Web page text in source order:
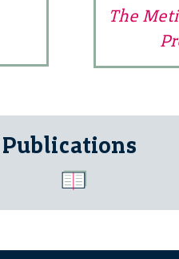
The
Publications